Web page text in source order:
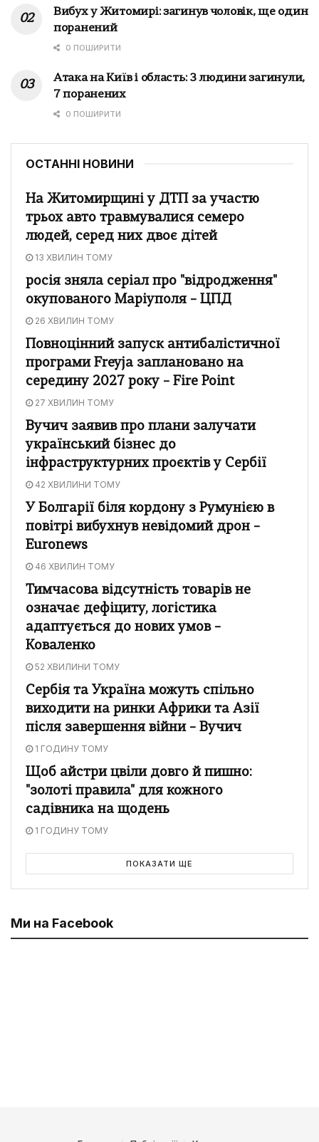
Вибух у Житомирі: загинув чоловік, ще один
поранений
0 ПОШИРИТИ
Атака на Київ і область: 3 людини загинули,
7 поранених
0 ПОШИРИТИ
ОСТАННІ НОВИНИ
На Житомирщині у ДТП за участю
трьох авто травмувалися семеро
людей, серед них двоє дітей
13 ХВИЛИН ТОМУ
росія зняла серіал про "відродження"
окупованого Маріуполя – ЦПД
26 ХВИЛИН ТОМУ
Повноцінний запуск антибалістичної
програми Freyja заплановано на
середину 2027 року – Fire Point
27 ХВИЛИН ТОМУ
Вучич заявив про плани залучати
український бізнес до
інфраструктурних проєктів у Сербії
42 ХВИЛИНИ ТОМУ
У Болгарії біля кордону з Румунією в
повітрі вибухнув невідомий дрон –
Euronews
46 ХВИЛИН ТОМУ
Тимчасова відсутність товарів не
означає дефіциту, логістика
адаптується до нових умов –
Коваленко
52 ХВИЛИНИ ТОМУ
Сербія та Україна можуть спільно
виходити на ринки Африки та Азії
після завершення війни – Вучич
1 ГОДИНУ ТОМУ
Щоб айстри цвіли довго й пишно:
"золоті правила" для кожного
садівника на щодень
1 ГОДИНУ ТОМУ
ПОКАЗАТИ ЩЕ
Ми на Facebook